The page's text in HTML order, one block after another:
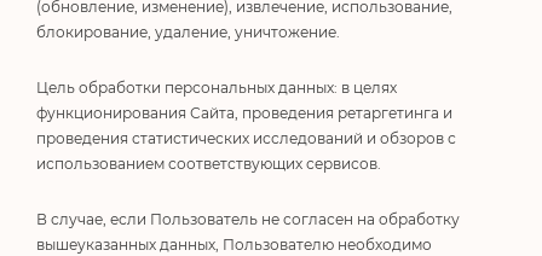
(обновление, изменение), извлечение, использование,
блокирование, удаление, уничтожение.
Цель обработки персональных данных: в целях
функционирования Сайта, проведения ретаргетинга и
проведения статистических исследований и обзоров с
использованием соответствующих сервисов.
В случае, если Пользователь не согласен на обработку
вышеуказанных данных, Пользователю необходимо